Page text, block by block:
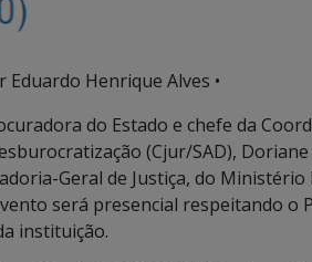
Eduardo Henrique Alves •
do Estado e chefe da
(Cjur/SAD),
Geral de Justiça, do Ministério
será presencial respeitando o
instituição.